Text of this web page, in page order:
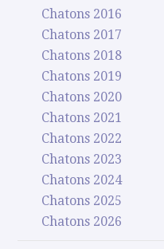
Chatons 2016
Chatons 2017
Chatons 2018
Chatons 2019
Chatons 2020
Chatons 2021
Chatons 2022
Chatons 2023
Chatons 2024
Chatons 2025
Chatons 2026